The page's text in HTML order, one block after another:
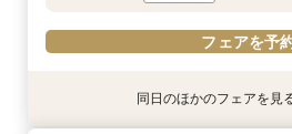
フェアを予
衣装試着 特典あり
特典あり
衣装試着 特典あり
衣装試着 特典あり
衣装試着 特典あり
同日のほかのフェアを見